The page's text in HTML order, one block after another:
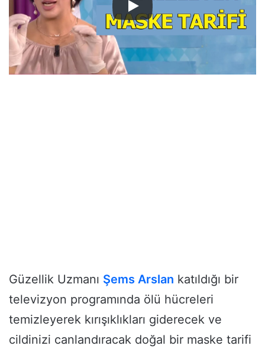
Güzellik Uzmanı Şems Arslan katıldığı bir
televizyon programında ölü hücreleri
temizleyerek kırışıklıkları giderecek ve
cildinizi canlandıracak doğal bir maske tarifi